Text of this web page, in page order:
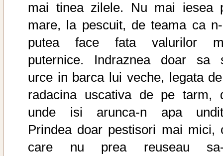
mai tinea zilele. Nu mai iesea
mare, la pescuit, de teama ca
putea face fata valurilor
puternice. Indraznea doar sa
urce in barca lui veche, legata
radacina uscativa de pe tarm,
unde isi arunca-n apa
Prindea doar pestisori mai mici,
care nu prea reuseau